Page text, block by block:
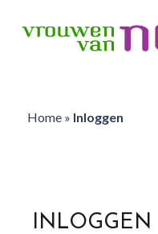
Home» Inloggen
INLOGGEN